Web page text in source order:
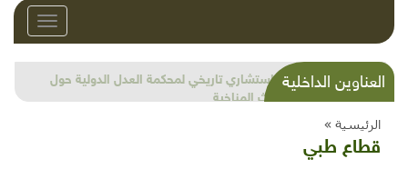
Toggle
العناوين الداخليةشذرات بيئية وتنموية...بنية تحتية وحلويات قبيحة
وحاكورة ونوبل وزيتون و"سيباط"
الرئيسية »
قطاع طبي